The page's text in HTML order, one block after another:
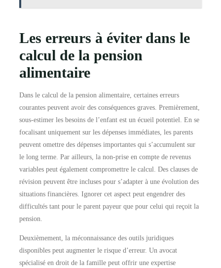
Les erreurs à éviter dans le
calcul de la pension
alimentaire
Dans le calcul de la pension alimentaire, certaines erreurs
courantes peuvent avoir des conséquences graves. Premièrement,
sous-estimer les besoins de l’enfant est un écueil potentiel. En se
focalisant uniquement sur les dépenses immédiates, les parents
peuvent omettre des dépenses importantes qui s’accumulent sur
le long terme. Par ailleurs, la non-prise en compte de revenus
variables peut également compromettre le calcul. Des clauses de
révision peuvent être incluses pour s’adapter à une évolution des
situations financières. Ignorer cet aspect peut engendrer des
difficultés tant pour le parent payeur que pour celui qui reçoit la
pension.
Deuxièmement, la méconnaissance des outils juridiques
disponibles peut augmenter le risque d’erreur. Un avocat
spécialisé en droit de la famille peut offrir une expertise